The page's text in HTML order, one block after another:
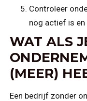
Controleer
nog actief is
WAT ALS
(MEER)
Een bedrijf zonder